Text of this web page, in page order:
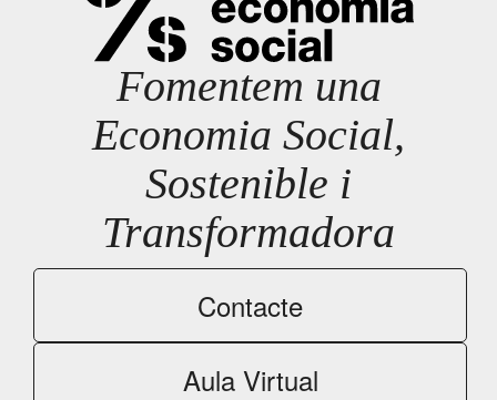
Fomentem una
Economia Social,
Sostenible i
Transformadora
Contacte
Aula Virtual